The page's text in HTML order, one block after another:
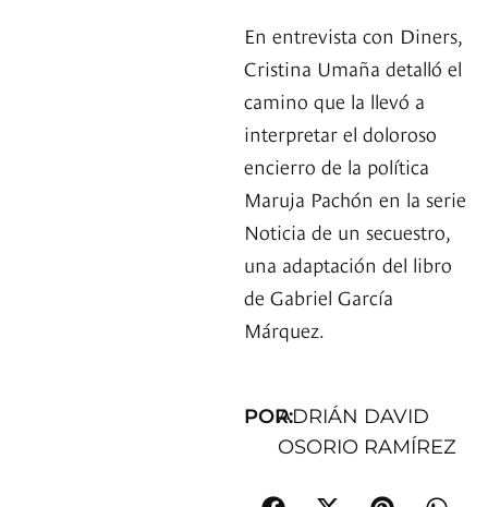
En entrevista con Diners,
Cristina Umaña detalló el
camino que la llevó a
interpretar el doloroso
encierro de la política
Maruja Pachón en la serie
Noticia de un secuestro,
una adaptación del libro
de Gabriel García
Márquez.
POR:ADRIÁN DAVID
OSORIO RAMÍREZ